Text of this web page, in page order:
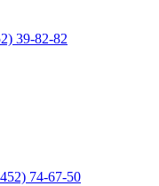
39-82-82
74-67-50